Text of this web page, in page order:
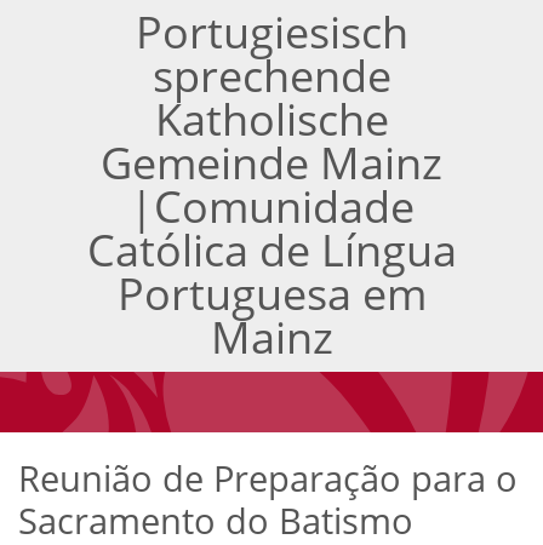
Portugiesisch
sprechende
Katholische
Gemeinde Mainz
|Comunidade
Católica de Língua
Portuguesa em
Mainz
Reunião de Preparação para o
Sacramento do Batismo